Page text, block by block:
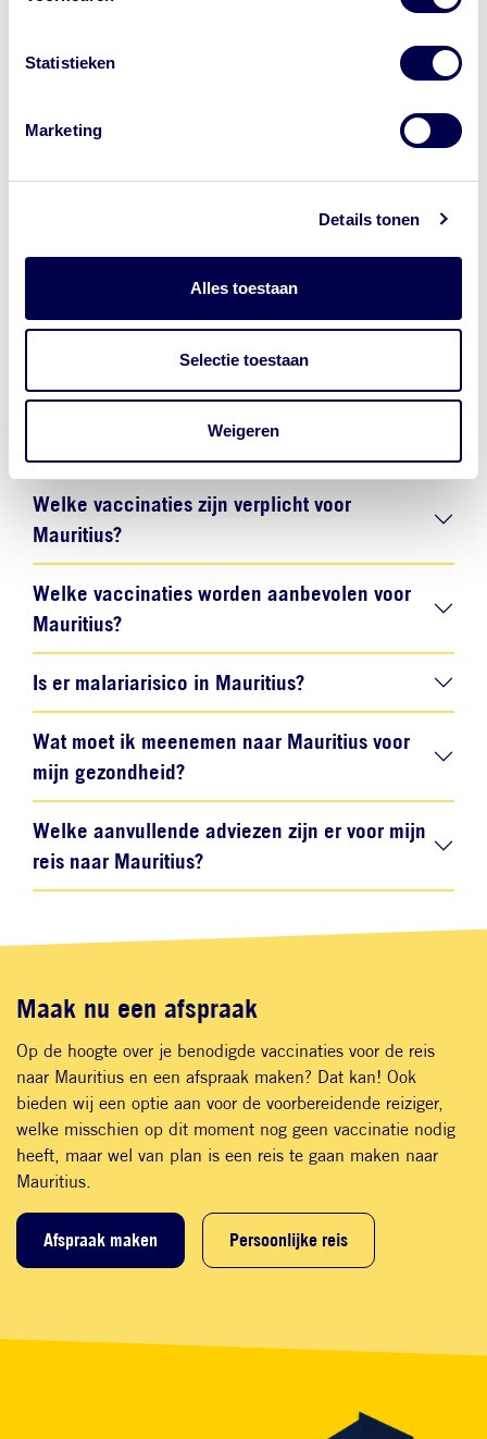
Statistieken
Marketing
Details tonen
Alles toestaan
Selectie toestaan
Weigeren
adverteren met de letters 'GGD' in
noodsituatie?
Bron:NederlandWereldwijd reisadvies
| Nog steeds geldig op: 24-07-2026
Veel gestelde vragen over reizen naar
vragen over vaccinaties en gezondheidsadviezen voor
Welke vaccinaties zijn verplicht voor
Mauritius?
Welke vaccinaties worden aanbevolen voor
Mauritius?
Is er malariarisico in Mauritius?
Wat moet ik meenemen naar Mauritius voor
mijn gezondheid?
Welke aanvullende adviezen zijn er voor mijn
reis naar Mauritius?
Maak nu een afspraak
Op de hoogte over je benodigde vaccinaties voor de reis
naar Mauritius en een afspraak maken? Dat kan! Ook
bieden wij een optie aan voor de voorbereidende reiziger,
welke misschien op dit moment nog geen vaccinatie nodig
heeft, maar wel van plan is een reis te gaan maken naar
Mauritius.
Afspraak maken Persoonlijke reis